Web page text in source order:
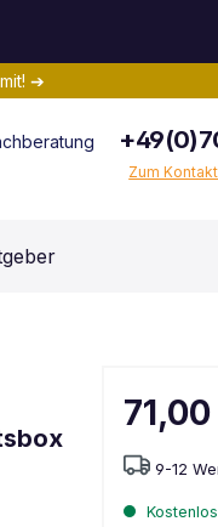
➔
Zum
9-12